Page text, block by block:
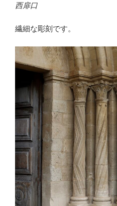
西扉口
繊細な彫刻です。